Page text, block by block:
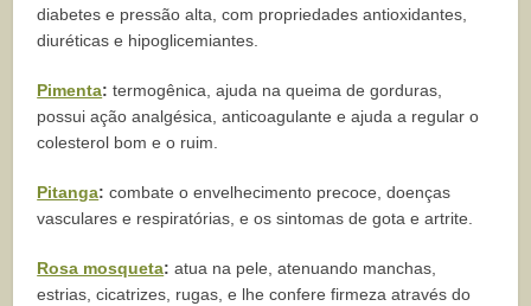
diabetes e pressão alta, com propriedades antioxidantes,
diuréticas e hipoglicemiantes.
Pimenta: termogênica, ajuda na queima de gorduras,
possui ação analgésica, anticoagulante e ajuda a regular o
colesterol bom e o ruim.
Pitanga: combate o envelhecimento precoce, doenças
vasculares e respiratórias, e os sintomas de gota e artrite.
Rosa mosqueta: atua na pele, atenuando manchas,
estrias, cicatrizes, rugas, e lhe confere firmeza através do